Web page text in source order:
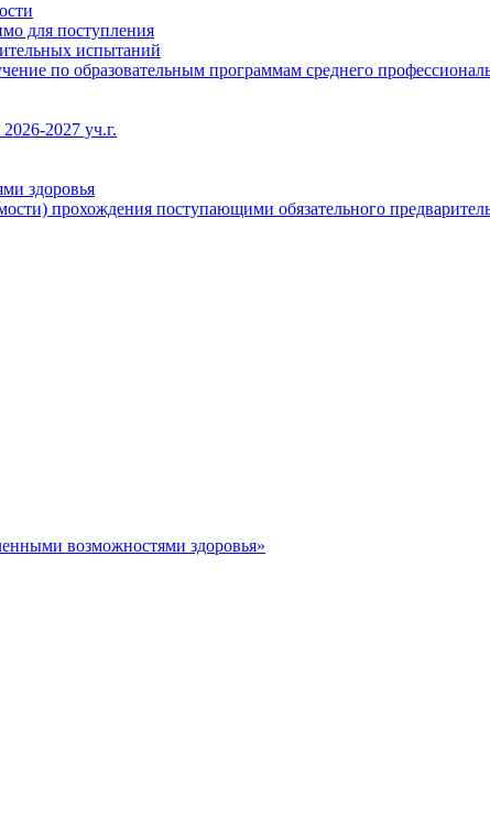
для поступления
испытаний
по образовательным программам среднего
2027 уч.г.
здоровья
прохождения поступающими обязательного
возможностями здоровья»